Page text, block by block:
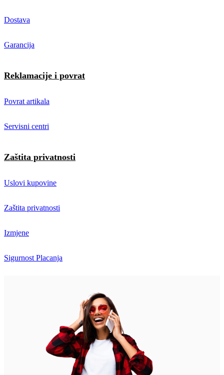
Dostava
Garancija
Reklamacije i povrat
Povrat artikala
Servisni centri
Zaštita privatnosti
Uslovi kupovine
Zaštita privatnosti
Izmjene
Sigurnost Placanja